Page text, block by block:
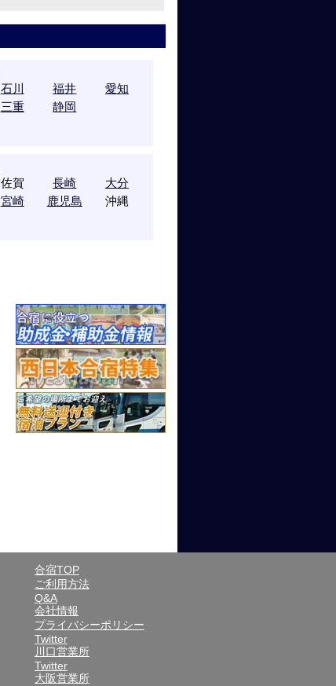
石川 福井
愛知
三重 静岡
佐賀 長崎
大分
宮崎 鹿児島 沖縄
合宿TOP
ご利用方法
Q&A
会社情報
プライバシーポリシー
Twitter
川口営業所
Twitter
大阪営業所